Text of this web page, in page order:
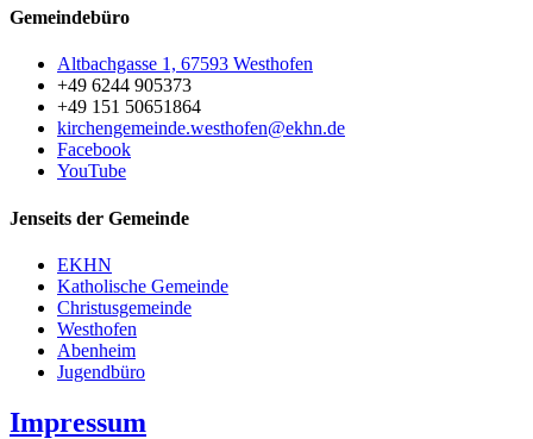
Gemeindebüro
Altbachgasse 1, 67593 Westhofen
+49 6244 905373
+49 151 50651864
kirchengemeinde.westhofen@ekhn.de
Facebook
YouTube
Jenseits der Gemeinde
EKHN
Katholische Gemeinde
Christusgemeinde
Westhofen
Abenheim
Jugendbüro
Impressum